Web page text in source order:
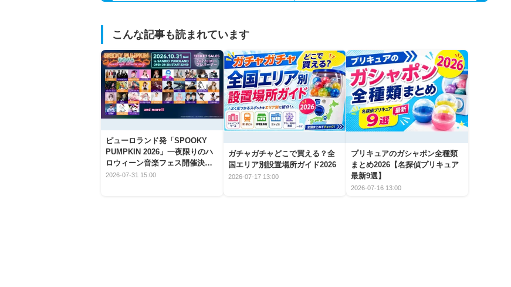
こんな記事も読まれています
ピューロランド発「SPOOKY
PUMPKIN 2026」一夜限りのハ
ロウィーン音楽フェス開催決
定！
2026-07-31 15:00
ガチャガチャどこで買える？全
国エリア別設置場所ガイド2026
2026-07-17 13:00
プリキュアのガシャポン全種類
まとめ2026【名探偵プリキュア
最新9選】
2026-07-16 13:00